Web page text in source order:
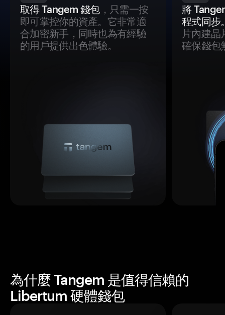
取得 Tangem 錢包，只需一按
即可掌控你的資產。它非常適
合加密新手，同時也為有經驗
的用戶提供出色體驗。
將
程式同步
片內建晶
確保錢包
為什麼 Tangem 是值得信賴的
Libertum 硬體錢包